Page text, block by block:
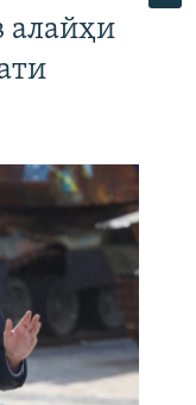
алайҳи